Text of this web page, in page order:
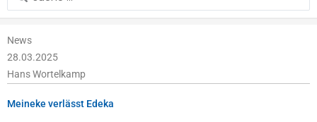
...
News
28.03.2025
Hans Wortelkamp
Meineke verlässt Edeka